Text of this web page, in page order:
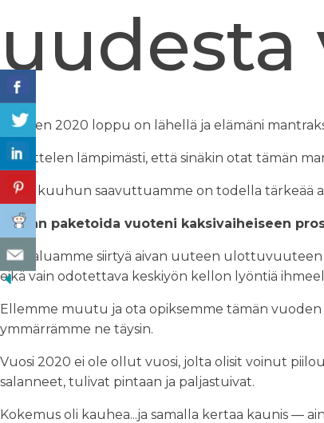
uudesta
Vuoden 2020 loppu on lähellä ja elämäni
Suosittelen lämpimästi, että sinäkin otat tämän
Joulukuuhun saavuttuamme on todella tärkeää
Haluan paketoida vuoteni kaksivaiheiseen
Jos haluamme siirtyä aivan uuteen
eikä vain odotettava keskiyön kellon lyöntiä
Ellemme muutu ja ota opiksemme tämän
ymmärrämme ne täysin.
Vuosi 2020 ei ole ollut vuosi, jolta olisit voinut
salanneet, tulivat pintaan ja paljastuivat.
Kokemus oli kauhea...ja samalla kertaa kaunis —